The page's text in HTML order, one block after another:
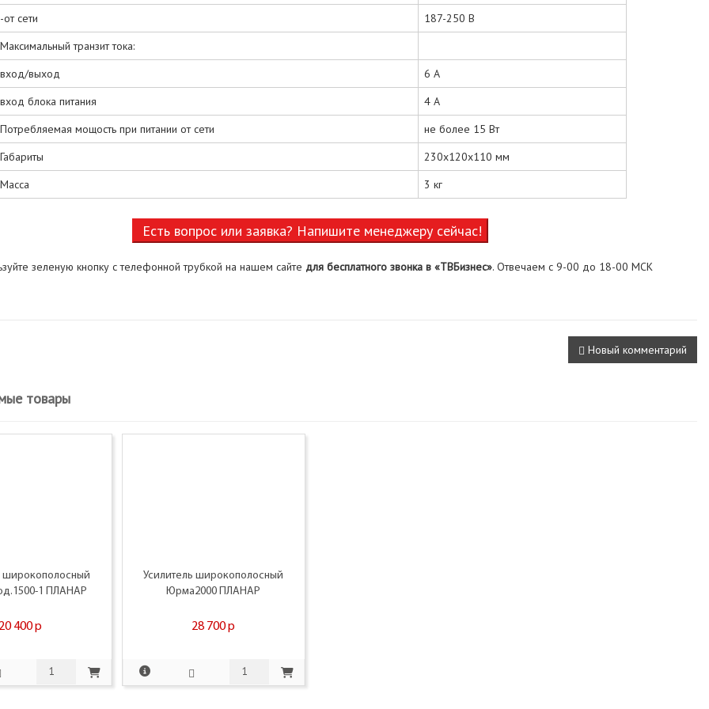
-от сети
187-250 В
Максимальный транзит тока:
вход/выход
6 А
вход блока питания
4 А
Потребляемая мощость при питании от сети
не более 15 Вт
Габариты
230х120х110 мм
Масса
3 кг
Есть вопрос или заявка? Напишите менеджеру сейчас!
зеленую кнопку с телефонной трубкой на нашем сайте для бесплатного звонка в «ТВБизнес». Отвечаем с 9-00 до 18-00 МСК
Новый комментарий
товары
широкополосный
1 ПЛАНАР
20 400p
Усилитель широкополосный
Юрма2000 ПЛАНАР
28 700p